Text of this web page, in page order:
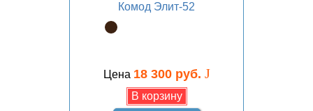
Комод Элит-52
Цена 18 300 руб. J